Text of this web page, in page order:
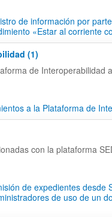
de información por
«Estar al corriente
(1)
de Interoperabilidad
a la Plataforma de
con la plataforma
de expedientes desde
de uso de un